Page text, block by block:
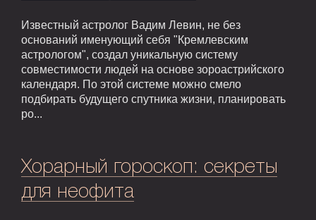
Известный астролог Вадим Левин, не без
оснований именующий себя "Кремлевским
астрологом", создал уникальную систему
совместимости людей на основе зороастрийского
календаря. По этой системе можно смело
подбирать будущего спутника жизни, планировать
ро...
Хорарный гороскоп: секреты
для неофита